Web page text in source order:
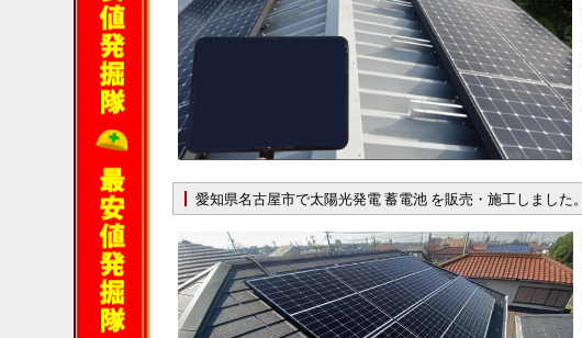
愛知県名古屋市で太陽光発電 蓄電池 を販売・施工しました。